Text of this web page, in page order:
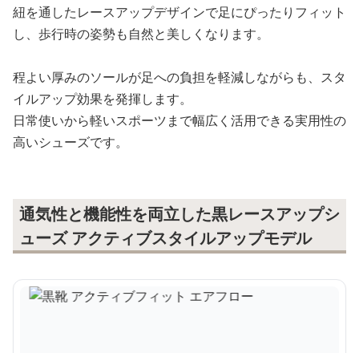
紐を通したレースアップデザインで足にぴったりフィット
し、歩行時の姿勢も自然と美しくなります。
程よい厚みのソールが足への負担を軽減しながらも、スタ
イルアップ効果を発揮します。
日常使いから軽いスポーツまで幅広く活用できる実用性の
高いシューズです。
通気性と機能性を両立した黒レースアップシ
ューズ アクティブスタイルアップモデル